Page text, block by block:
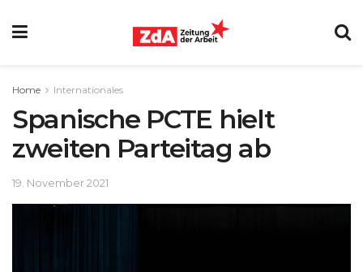
Home Internationales
Spanische PCTE hielt
zweiten Parteitag ab
19. November 2021